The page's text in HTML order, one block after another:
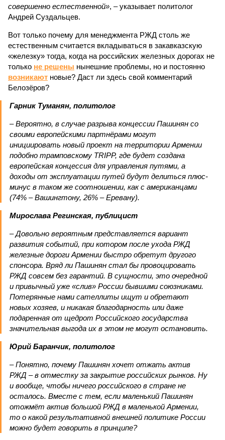
совершенно естественной», – указывает политолог
Андрей Суздальцев.
Вот только почему для менеджмента РЖД столь же
естественным считается вкладываться в закавказскую
«железку» тогда, когда на российских железных дорогах не
только не решены нынешние проблемы, но и постоянно
возникают новые? Даст ли здесь свой комментарий
Белозёров?
Гарник Туманян, политолог
– Вероятно, в случае разрыва концессии Пашинян со
своими европейскими партнёрами могут
инициировать новый проект на территории Армении
подобно трамповскому TRIPP, где будет создана
европейская концессия для управления путями, а
доходы от эксплуатации путей будут делиться плюс-
минус в таком же соотношении, как с американцами
(74% – Вашингтону, 26% – Еревану).
Мирослава Регинская, публицист
– Довольно вероятным представляется вариант
развития событий, при котором после ухода РЖД
железные дороги Армении быстро обретут другого
спонсора. Вряд ли Пашинян стал бы провоцировать
РЖД совсем без гарантий. В сущности, это очередной
и привычный уже «слив» России бывшими союзниками.
Потерянные нами сателлиты ищут и обретают
новых хозяев, и никакая благодарность или даже
подаренная от щедрот Российского государства
значительная выгода их в этом не могут остановить.
Юрий Баранчик, политолог
– Понятно, почему Пашинян хочет отжать актив
РЖД – в отместку за закрытие российских рынков. Ну
и вообще, чтобы ничего российского в стране не
осталось. Вместе с тем, если маленький Пашинян
отожмёт актив большой РЖД в маленькой Армении,
то о какой результативной внешней политике России
можно будет говорить в принципе?